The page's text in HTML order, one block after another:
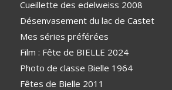
Cueillette des edelweiss 2008
Désenvasement du lac de Castet
Mes séries préférées
Film : Fête de BIELLE 2024
Photo de classe Bielle 1964
Fêtes de Bielle 2011